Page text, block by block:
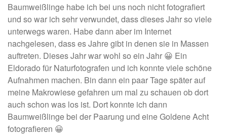
Baumweißlinge habe ich bei uns noch nicht fotografiert
und so war ich sehr verwundet, dass dieses Jahr so viele
unterwegs waren. Habe dann aber im Internet
nachgelesen, dass es Jahre gibt in denen sie in Massen
auftreten. Dieses Jahr war wohl so ein Jahr 😀 Ein
Eldorado für Naturfotografen und ich konnte viele schöne
Aufnahmen machen. Bin dann ein paar Tage später auf
meine Makrowiese gefahren um mal zu schauen ob dort
auch schon was los ist. Dort konnte ich dann
Baumweißlinge bei der Paarung und eine Goldene Acht
fotografieren 😀